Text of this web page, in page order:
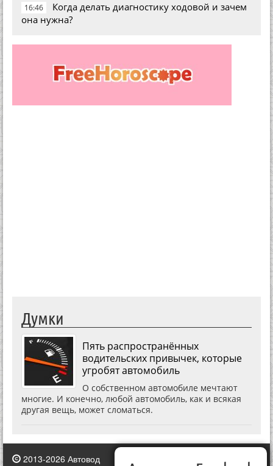
16:46
Когда делать диагностику ходовой и зачем
она нужна?
Думки
Пять распространённых
водительских привычек, которые
угробят автомобиль
О собственном автомобиле мечтают
многие. И конечно, любой автомобиль, как и всякая
другая вещь, может сломаться.
2013-2026 Автовод